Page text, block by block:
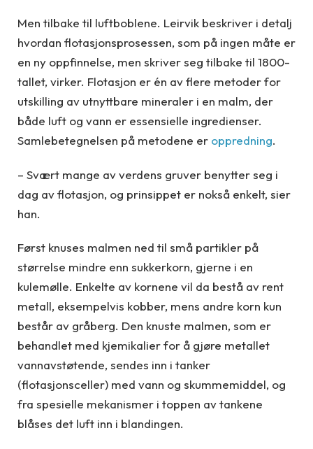
Men tilbake til luftboblene. Leirvik beskriver i detalj
hvordan flotasjonsprosessen, som på ingen måte er
en ny oppfinnelse, men skriver seg tilbake til 1800-
tallet, virker. Flotasjon er én av flere metoder for
utskilling av utnyttbare mineraler i en malm, der
både luft og vann er essensielle ingredienser.
Samlebetegnelsen på metodene er oppredning.
– Svært mange av verdens gruver benytter seg i
dag av flotasjon, og prinsippet er nokså enkelt, sier
han.
Først knuses malmen ned til små partikler på
størrelse mindre enn sukkerkorn, gjerne i en
kulemølle. Enkelte av kornene vil da bestå av rent
metall, eksempelvis kobber, mens andre korn kun
består av gråberg. Den knuste malmen, som er
behandlet med kjemikalier for å gjøre metallet
vannavstøtende, sendes inn i tanker
(flotasjonsceller) med vann og skummemiddel, og
fra spesielle mekanismer i toppen av tankene
blåses det luft inn i blandingen.